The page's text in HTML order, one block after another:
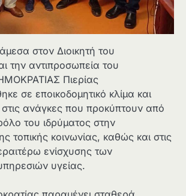
στον Διοικητή του
την αντιπροσωπεία του
Πιερίας
σε εποικοδομητικό κλίμα και
στις ανάγκες που προκύπτουν από
του ιδρύματος στην
τοπικής κοινωνίας, καθώς και στις
ενίσχυσης των
υγείας.